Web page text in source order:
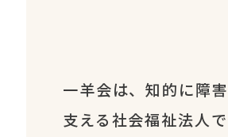
一羊会は、知的に障
支える社会福祉法人で